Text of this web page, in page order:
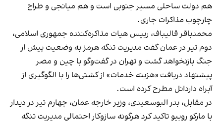
هم دولت ساحلی مسیر جنوبی است و هم میانجی و طراح
چارچوب مذاکرات جاری.
محمدباقر قالیباف، رییس هیات مذاکره‌کننده جمهوری اسلامی،
دوم تیر در عمان گفت مدیریت تنگه هرمز به وضعیت پیش از
جنگ بازنخواهد گشت و تهران در گفت‌وگو با چین و مصر
پیشنهاد دریافت «هزینه خدمات» از کشتی‌ها را با الگوگیری از
آبراه داردانل مطرح کرده است.
در مقابل، بدر البوسعیدی، وزیر خارجه عمان، چهارم تیر در دیدار
با مارکو روبیو تاکید کرد هرگونه سازوکار احتمالی مدیریت تنگه